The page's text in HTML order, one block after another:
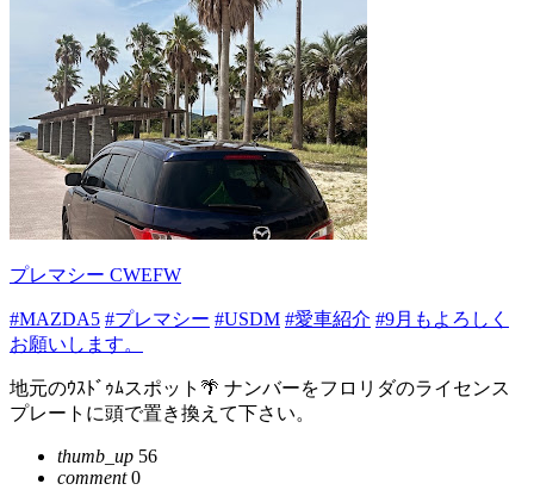
プレマシー CWEFW
#MAZDA5 #プレマシー #USDM #愛車紹介 #9月もよろしく
お願いします。
地元のｳｽﾄﾞｩﾑスポット🌴 ナンバーをフロリダのライセンス
プレートに頭で置き換えて下さい。
thumb_up 56
comment0